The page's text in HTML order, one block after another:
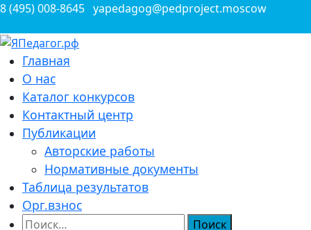
Перейти
содержимому
8 (495) 008-8645 yapedagog@pedproject.moscow
ЯПедагог.рф
Всероссийские конкурсы для педагогов
Главная
О нас
Каталог конкурсов
Контактный центр
Публикации
Авторские работы
Нормативные документы
Таблица результатов
Орг.взнос
Найти: